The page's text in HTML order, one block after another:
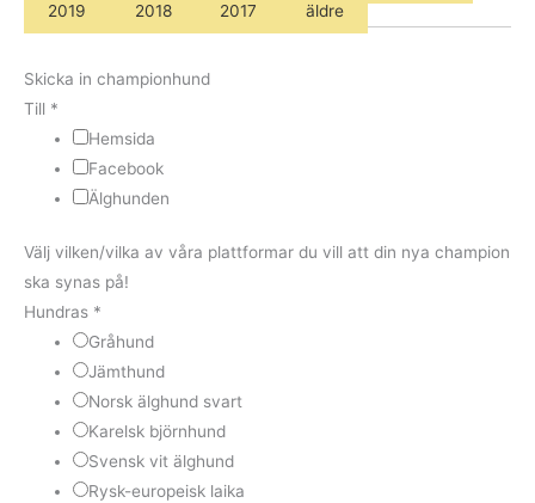
2019
2018 2017 äldre
Skicka in championhund
Till *
Hemsida
Facebook
Älghunden
Välj vilken/vilka av våra plattformar du vill att din nya champion
ska synas på!
Hundras *
Gråhund
Jämthund
Norsk älghund svart
Karelsk björnhund
Svensk vit älghund
Rysk-europeisk laika